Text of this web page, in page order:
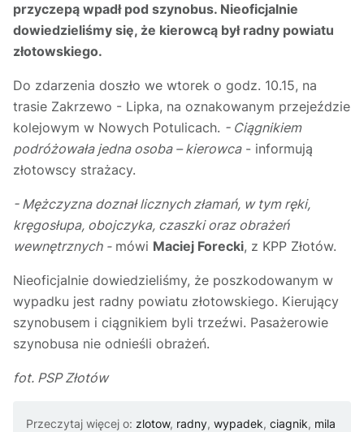
przyczepą wpadł pod szynobus. Nieoficjalnie
dowiedzieliśmy się, że kierowcą był radny powiatu
złotowskiego.
Do zdarzenia doszło we wtorek o godz. 10.15, na
trasie Zakrzewo - Lipka, na oznakowanym przejeździe
kolejowym w Nowych Potulicach. - Ciągnikiem
podróżowała jedna osoba – kierowca- informują
złotowscy strażacy.
- Mężczyzna doznał licznych złamań, w tym ręki,
kręgosłupa, obojczyka, czaszki oraz obrażeń
wewnętrznych -mówi Maciej Forecki, z KPP Złotów.
Nieoficjalnie dowiedzieliśmy, że poszkodowanym w
wypadku jest radny powiatu złotowskiego. Kierujący
szynobusem i ciągnikiem byli trzeźwi. Pasażerowie
szynobusa nie odnieśli obrażeń.
fot. PSP Złotów
Przeczytaj więcej o: zlotow, radny, wypadek, ciagnik, mila